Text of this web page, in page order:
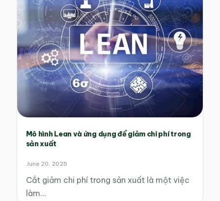
Mô hình Lean và ứng dụng để giảm chi phí trong
sản xuất
June 20, 2025
Cắt giảm chi phí trong sản xuất là một việc
làm…